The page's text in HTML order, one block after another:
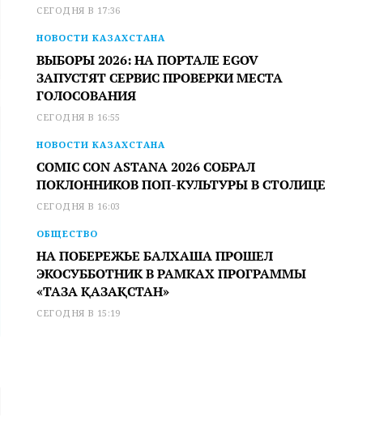
СЕГОДНЯ В 17:36
НОВОСТИ КАЗАХСТАНА
ВЫБОРЫ 2026: НА ПОРТАЛЕ EGOV
ЗАПУСТЯТ СЕРВИС ПРОВЕРКИ МЕСТА
ГОЛОСОВАНИЯ
СЕГОДНЯ В 16:55
НОВОСТИ КАЗАХСТАНА
COMIC CON ASTANA 2026 СОБРАЛ
ПОКЛОННИКОВ ПОП-КУЛЬТУРЫ В СТОЛИЦЕ
СЕГОДНЯ В 16:03
ОБЩЕСТВО
НА ПОБЕРЕЖЬЕ БАЛХАША ПРОШЕЛ
ЭКОСУББОТНИК В РАМКАХ ПРОГРАММЫ
«ТАЗА ҚАЗАҚСТАН»
СЕГОДНЯ В 15:19